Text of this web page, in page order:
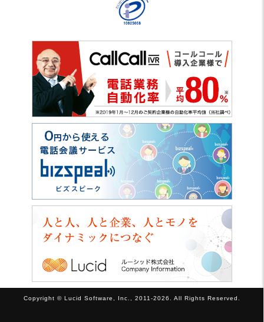
Copyright © Lucid Software, Inc., 2011-2026. All Rights Reserved.